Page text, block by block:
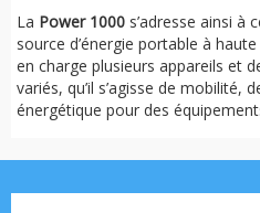
La Power 1000 s’adresse ainsi à
source d’énergie portable à
en charge plusieurs appareils et
variés, qu’il s’agisse de mobilité,
énergétique pour des